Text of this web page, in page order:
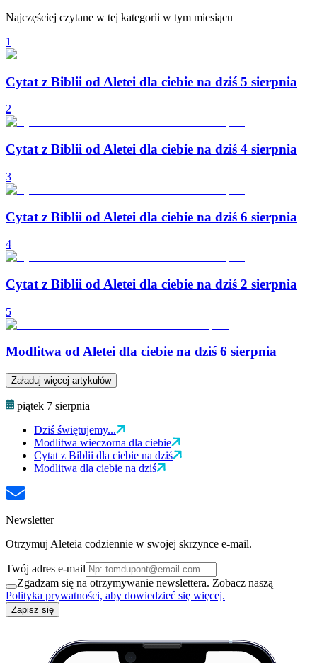
Najczęściej czytane w tej kategorii w tym miesiącu
1
Cytat z Biblii od Aletei dla ciebie na dziś 5 sierpnia
2
Cytat z Biblii od Aletei dla ciebie na dziś 4 sierpnia
3
Cytat z Biblii od Aletei dla ciebie na dziś 6 sierpnia
4
Cytat z Biblii od Aletei dla ciebie na dziś 2 sierpnia
5
Modlitwa od Aletei dla ciebie na dziś 6 sierpnia
Załaduj więcej artykułów
piątek 7 sierpnia
Dziś świętujemy...
Modlitwa wieczorna dla ciebie
Cytat z Biblii dla ciebie na dziś
Modlitwa dla ciebie na dziś
Newsletter
Otrzymuj Aleteia codziennie w swojej skrzynce e-mail.
Twój adres e-mail
Zgadzam się na otrzymywanie newslettera. Zobacz naszą
Polityka prywatności, aby dowiedzieć się więcej.
Zapisz się